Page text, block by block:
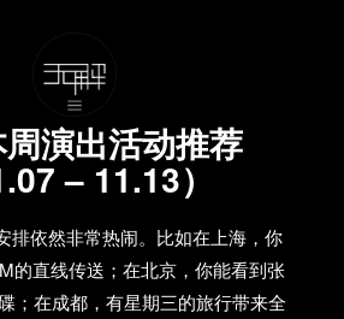
演出活动推荐
– 11.13）
排依然非常热闹。比如在上海，你
的直线传送；在北京，你能看到张
；在成都，有星期三的旅行带来全